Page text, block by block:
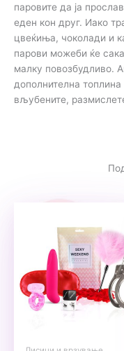
паровите да ја
еден кон друг. Иако
цвеќиња, чоколади и
парови можеби ќе
малку повозбудливо.
дополнителна
вљубените,